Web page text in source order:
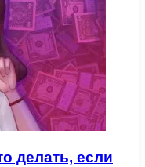
делать, если